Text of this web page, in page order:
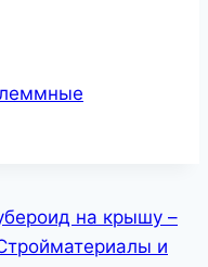
на крышу –
и